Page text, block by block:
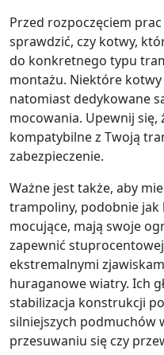
Przed rozpoczęciem
sprawdzić, czy kotwy,
do konkretnego typu
montażu. Niektóre
natomiast dedykowane
mocowania. Upewnij się,
kompatybilne z Twoją
zabezpieczenie.
Ważne jest także, aby
trampoliny, podobnie jak
mocujące, mają swoje
zapewnić
ekstremalnymi
huraganowe wiatry. Ich
stabilizacja konstrukcji
silniejszych podmuchów
przesuwaniu się czy